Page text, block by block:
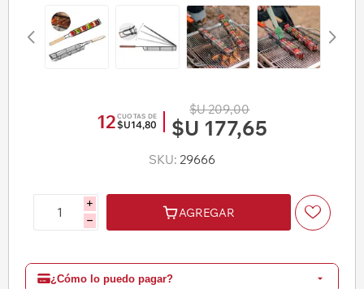
12 CUOTAS DE
$U14,80
$U 209,00
$U 177,65
SKU: 29666
i
h
AGREGAR
¿Cómo lo puedo pagar?